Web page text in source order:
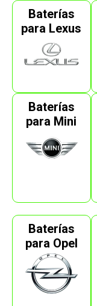
Baterías
para Lexus
Baterías
para Mini
Baterías
para Opel